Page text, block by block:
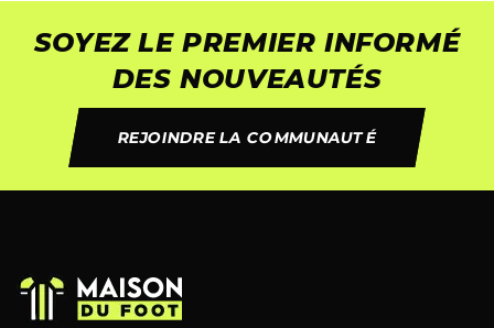
SOYEZ LE PREMIER INFORMÉ
DES NOUVEAUTÉS
REJOINDRE LA COMMUNAUTÉ